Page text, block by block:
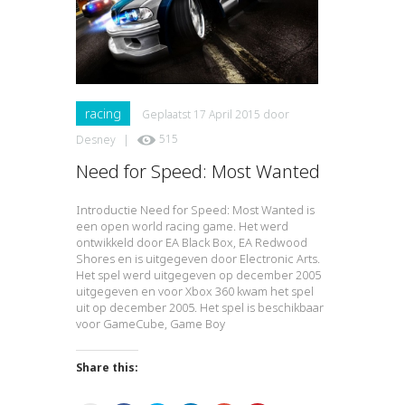
racing Geplaatst 17 April 2015 door
Desney
| 515
Need for Speed: Most Wanted
Introductie Need for Speed: Most Wanted is
een open world racing game. Het werd
ontwikkeld door EA Black Box, EA Redwood
Shores en is uitgegeven door Electronic Arts.
Het spel werd uitgegeven op december 2005
uitgegeven en voor Xbox 360 kwam het spel
uit op december 2005. Het spel is beschikbaar
voor GameCube, Game Boy
Share this: